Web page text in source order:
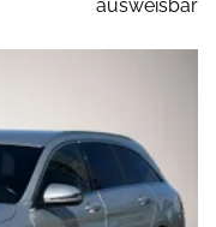
ausweisbar